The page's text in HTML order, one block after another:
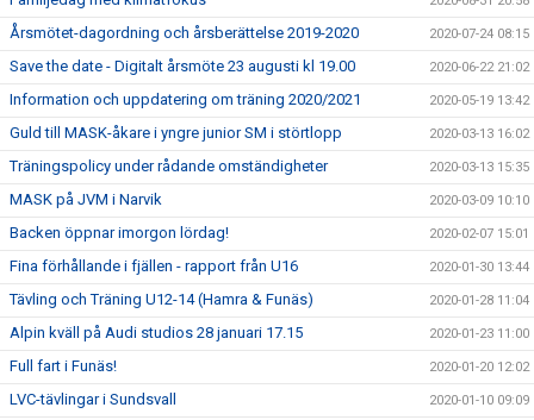
Årsmötet-dagordning och årsberättelse 2019-2020 2020-07-24 08:15
Save the date - Digitalt årsmöte 23 augusti kl 19.00 2020-06-22 21:02
Information och uppdatering om träning 2020/2021 2020-05-19 13:42
Guld till MASK-åkare i yngre junior SM i störtlopp 2020-03-13 16:02
Träningspolicy under rådande omständigheter 2020-03-13 15:35
MASK på JVM i Narvik 2020-03-09 10:10
Backen öppnar imorgon lördag! 2020-02-07 15:01
Fina förhållande i fjällen - rapport från U16 2020-01-30 13:44
Tävling och Träning U12-14 (Hamra & Funäs) 2020-01-28 11:04
Alpin kväll på Audi studios 28 januari 17.15 2020-01-23 11:00
Full fart i Funäs! 2020-01-20 12:02
LVC-tävlingar i Sundsvall 2020-01-10 09:09